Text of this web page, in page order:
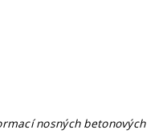
nosných betonových